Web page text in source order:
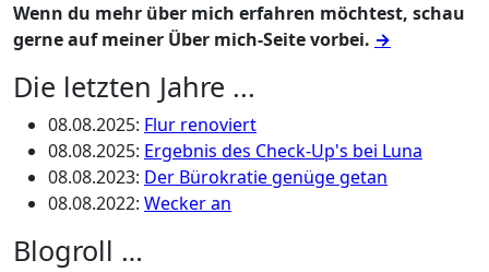
Wenn du mehr über mich erfahren möchtest, schau
gerne auf meiner Über mich-Seite vorbei. →
Die letzten Jahre ...
08.08.2025: Flur renoviert
08.08.2025: Ergebnis des Check-Up's bei Luna
08.08.2023: Der Bürokratie genüge getan
08.08.2022: Wecker an
Blogroll …